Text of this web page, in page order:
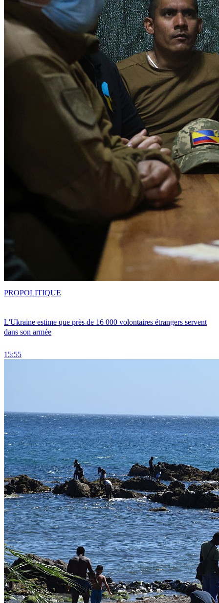
L'Ukraine estime que près de 16 000 volontaires étrangers servent
dans son armée
15:55
PROPOLITIQUE